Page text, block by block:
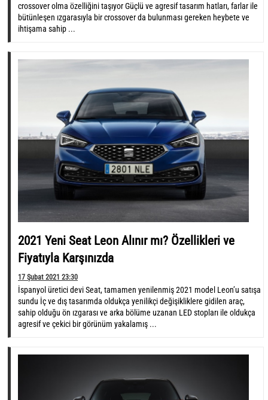
crossover olma özelliğini taşıyor Güçlü ve agresif tasarım hatları, farlar ile
bütünleşen ızgarasıyla bir crossover da bulunması gereken heybete ve
ihtişama sahip ...
2021 Yeni Seat Leon Alınır mı? Özellikleri ve
Fiyatıyla Karşınızda
17 Şubat 2021 23:30
İspanyol üretici devi Seat, tamamen yenilenmiş 2021 model Leon’u satışa
sundu İç ve dış tasarımda oldukça yenilikçi değişikliklere gidilen araç,
sahip olduğu ön ızgarası ve arka bölüme uzanan LED stopları ile oldukça
agresif ve çekici bir görünüm yakalamış ...